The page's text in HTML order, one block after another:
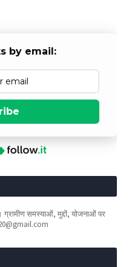
by email:
समस्याओं, मुद्दों, योजनाओं पर